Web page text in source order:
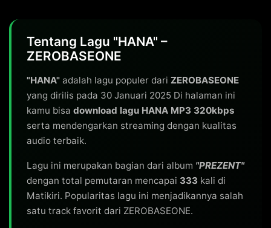
Tentang Lagu "HANA" –
ZEROBASEONE
"HANA" adalah lagu populer dari ZEROBASEONE
yang dirilis pada 30 Januari 2025 Di halaman ini
kamu bisa download lagu HANA MP3 320kbps
serta mendengarkan streaming dengan kualitas
audio terbaik.
Lagu ini merupakan bagian dari album "PREZENT"
dengan total pemutaran mencapai 333 kali di
Matikiri. Popularitas lagu ini menjadikannya salah
satu track favorit dari ZEROBASEONE.